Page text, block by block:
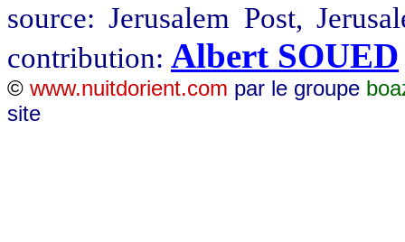
source: Jerusalem Post,
contribution: Albert SOUED
© www.nuitdorient.com par le groupe
site